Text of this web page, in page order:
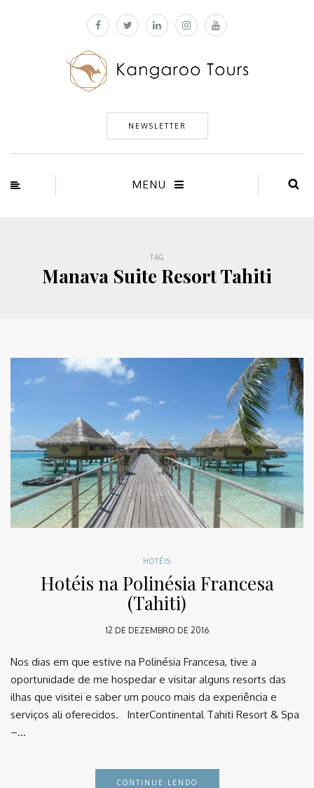
NEWSLETTER
MENU
TAG
Manava Suite Resort Tahiti
HOTÉIS
Hotéis na Polinésia Francesa
(Tahiti)
12 DE DEZEMBRO DE 2016
Nos dias em que estive na Polinésia Francesa, tive a
oportunidade de me hospedar e visitar alguns resorts das
ilhas que visitei e saber um pouco mais da experiência e
serviços ali oferecidos. InterContinental Tahiti Resort & Spa
–…
CONTINUE LENDO